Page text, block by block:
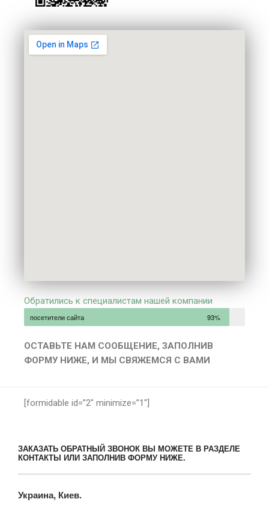
Обратились к специалистам нашей компании
посетители сайта 93%
ОСТАВЬТЕ НАМ СООБЩЕНИЕ, ЗАПОЛНИВ
ФОРМУ НИЖЕ, И МЫ СВЯЖЕМСЯ С ВАМИ
[formidable id=”2″ minimize=”1″]
ЗАКАЗАТЬ ОБРАТНЫЙ ЗВОНОК ВЫ МОЖЕТЕ В РАЗДЕЛЕ
КОНТАКТЫ ИЛИ ЗАПОЛНИВ ФОРМУ НИЖЕ.
Украина, Киев.